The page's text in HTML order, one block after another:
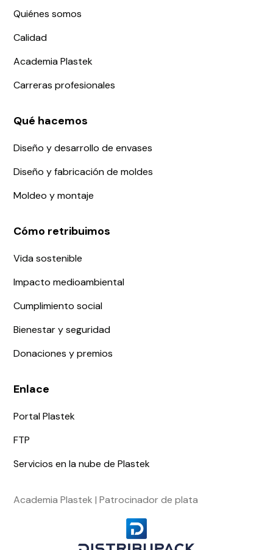
Quiénes somos
Calidad
Academia Plastek
Carreras profesionales
Qué hacemos
Diseño y desarrollo de envases
Diseño y fabricación de moldes
Moldeo y montaje
Cómo retribuimos
Vida sostenible
Impacto medioambiental
Cumplimiento social
Bienestar y seguridad
Donaciones y premios
Enlace
Portal Plastek
FTP
Servicios en la nube de Plastek
Academia Plastek | Patrocinador de plata